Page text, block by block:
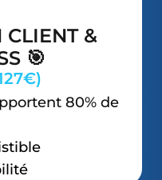
CLIENT &
🎯
80% de